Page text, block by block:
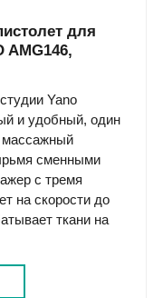
для
AMG146,
Yano
и удобный, один
массажный
сменными
с тремя
на скорости до
ткани на